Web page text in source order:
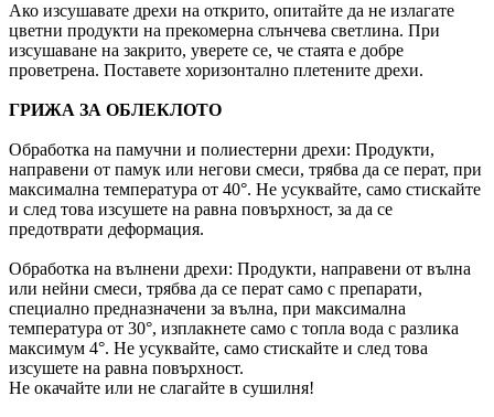
Ако изсушавате дрехи на открито, опитайте да не излагате
цветни продукти на прекомерна слънчева светлина. При
изсушаване на закрито, уверете се, че стаята е добре
проветрена. Поставете хоризонтално плетените дрехи.
ГРИЖА ЗА ОБЛЕКЛОТО
Обработка на памучни и полиестерни дрехи: Продукти,
направени от памук или негови смеси, трябва да се перат, при
максимална температура от 40°. Не усуквайте, само стискайте
и след това изсушете на равна повърхност, за да се
предотврати деформация.
Обработка на вълнени дрехи: Продукти, направени от вълна
или нейни смеси, трябва да се перат само с препарати,
специално предназначени за вълна, при максимална
температура от 30°, изплакнете само с топла вода с разлика
максимум 4°. Не усуквайте, само стискайте и след това
изсушете на равна повърхност.
Не окачайте или не слагайте в сушилня!